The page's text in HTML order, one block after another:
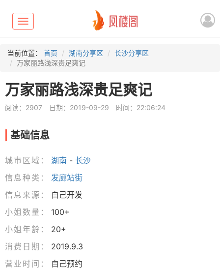
Toggle
navigation
当前位置： 首页 湖南分享区
长沙分享区
万家丽路浅深贵足爽记
万家丽路浅深贵足爽记
阅读：2907 日期：2019-09-29 时间：22:06:24
基础信息
城市区域： 湖南 - 长沙
信息种类：
发廊站街
信息来源：
自己开发
小姐数量：
100+
小姐年龄：
20+
消费日期：
2019.9.3
营业时间：
自己预约